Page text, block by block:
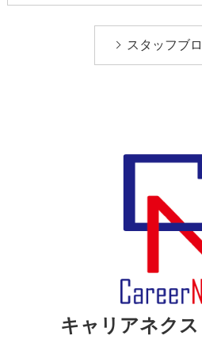
スタッフブ
キャリアネク